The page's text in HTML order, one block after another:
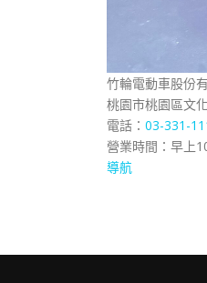
竹輪電動車股份
桃園市桃園區文
電話： 03-331-
營業時間：早上
導航